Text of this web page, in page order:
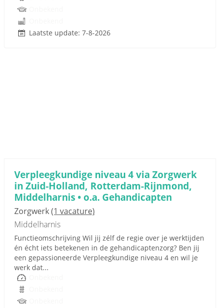
Laatste update: 7-8-2026
Verpleegkundige niveau 4 via Zorgwerk
in Zuid-Holland, Rotterdam-Rijnmond,
Middelharnis • o.a. Gehandicapten
Zorgwerk(1 vacature)
Middelharnis
Functieomschrijving Wil jij zélf de regie over je werktijden
én écht iets betekenen in de gehandicaptenzorg? Ben jij
een gepassioneerde Verpleegkundige niveau 4 en wil je
werk dat...